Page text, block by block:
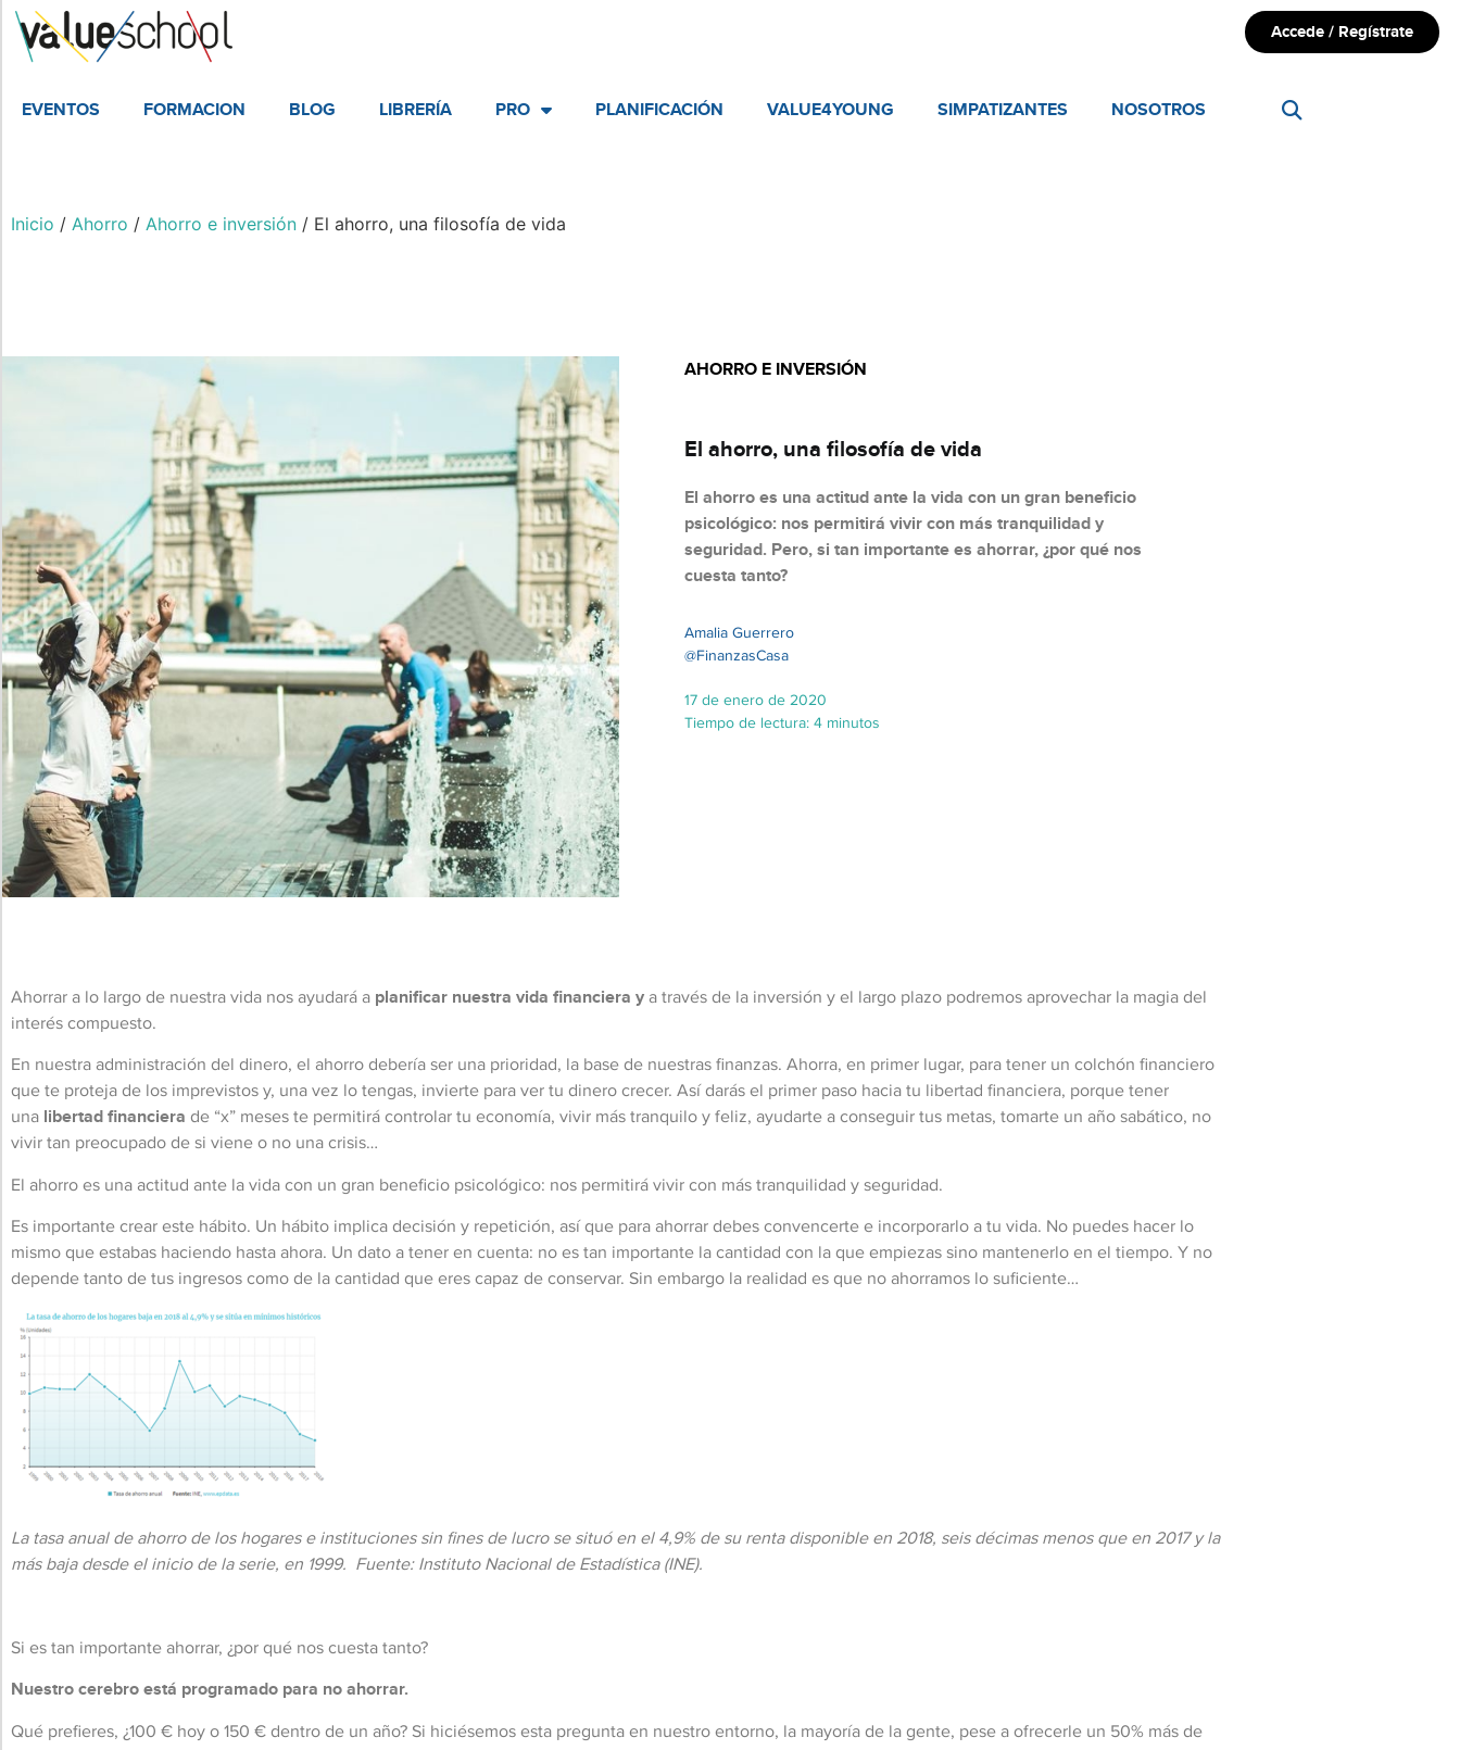
Accede / Regístrate
EVENTOS FORMACION BLOG LIBRERÍA PRO PLANIFICACIÓN VALUE4YOUNG SIMPATIZANTES NOSOTROS
Inicio / Ahorro / Ahorro e inversión / El ahorro, una filosofía de vida
AHORRO E INVERSIÓN
El ahorro, una filosofía de vida
El ahorro es una actitud ante la vida con un gran beneficio
psicológico: nos permitirá vivir con más tranquilidad y
seguridad. Pero, si tan importante es ahorrar, ¿por qué nos
cuesta tanto?
Amalia Guerrero
@FinanzasCasa
17 de enero de 2020
Tiempo de lectura: 4 minutos
Ahorrar a lo largo de nuestra vida nos ayudará a planificar nuestra vida financiera ya través de la inversión y el largo plazo podremos aprovechar la magia del
interés compuesto.
En nuestra administración del dinero, el ahorro debería ser una prioridad, la base de nuestras finanzas. Ahorra, en primer lugar, para tener un colchón financiero
que te proteja de los imprevistos y, una vez lo tengas, invierte para ver tu dinero crecer. Así darás el primer paso hacia tu libertad financiera, porque tener
una libertad financiera de “x” meses te permitirá controlar tu economía, vivir más tranquilo y feliz, ayudarte a conseguir tus metas, tomarte un año sabático, no
vivir tan preocupado de si viene o no una crisis…
El ahorro es una actitud ante la vida con un gran beneficio psicológico: nos permitirá vivir con más tranquilidad y seguridad.
Es importante crear este hábito. Un hábito implica decisión y repetición, así que para ahorrar debes convencerte e incorporarlo a tu vida. No puedes hacer lo
mismo que estabas haciendo hasta ahora. Un dato a tener en cuenta: no es tan importante la cantidad con la que empiezas sino mantenerlo en el tiempo. Y no
depende tanto de tus ingresos como de la cantidad que eres capaz de conservar. Sin embargo la realidad es que no ahorramos lo suficiente…
La tasa anual de ahorro de los hogares e instituciones sin fines de lucro se situó en el 4,9% de su renta disponible en 2018, seis décimas menos que en 2017 y la
más baja desde el inicio de la serie, en 1999. Fuente: Instituto Nacional de Estadística (INE).
Si es tan importante ahorrar, ¿por qué nos cuesta tanto?
Nuestro cerebro está programado para no ahorrar.
Qué prefieres, ¿100 € hoy o 150 € dentro de un año? Si hiciésemos esta pregunta en nuestro entorno, la mayoría de la gente, pese a ofrecerle un 50% más de